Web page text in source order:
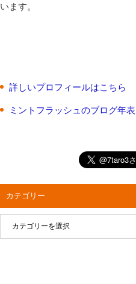
います。
詳しいプロフィールはこちら
ミントフラッシュのブログ年表
カテゴリー